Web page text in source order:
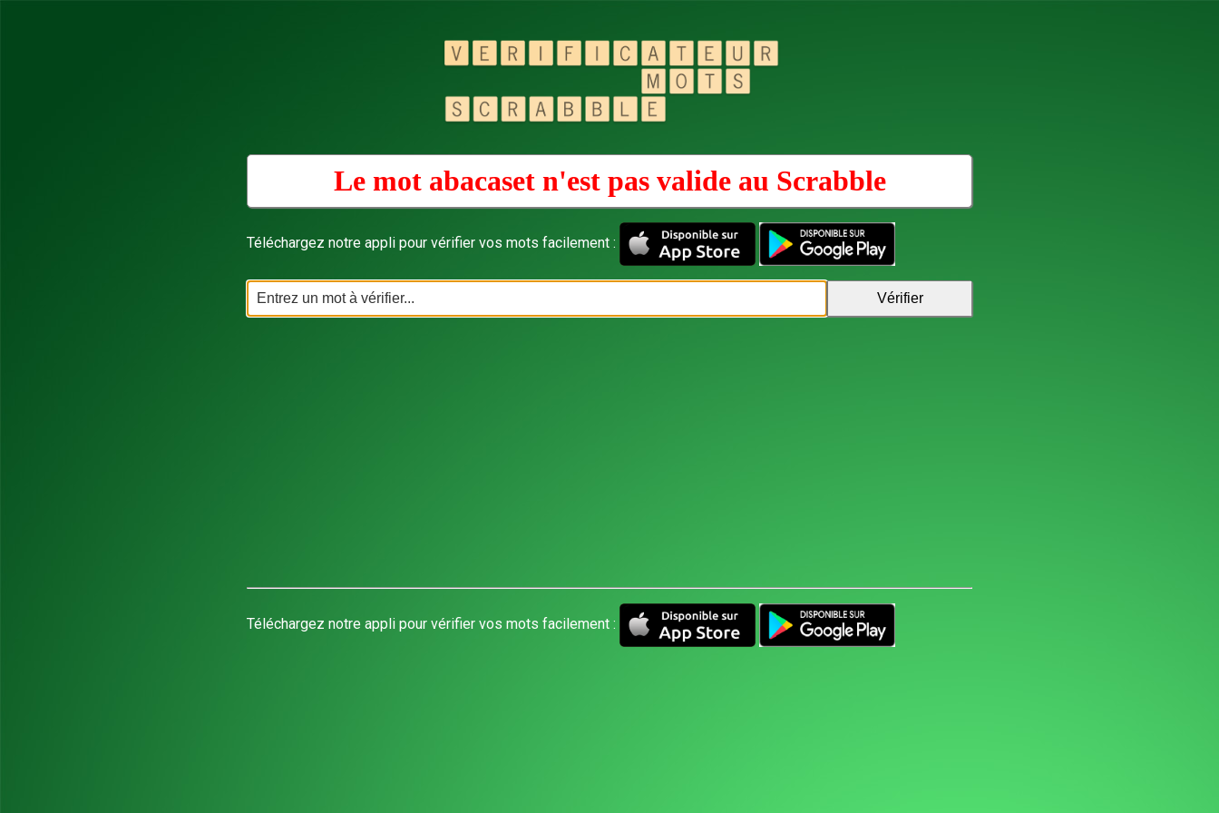
Le mot abacaset n'est pas valide au Scrabble
Téléchargez notre appli pour vérifier vos mots facilement :
Téléchargez notre appli pour vérifier vos mots facilement :